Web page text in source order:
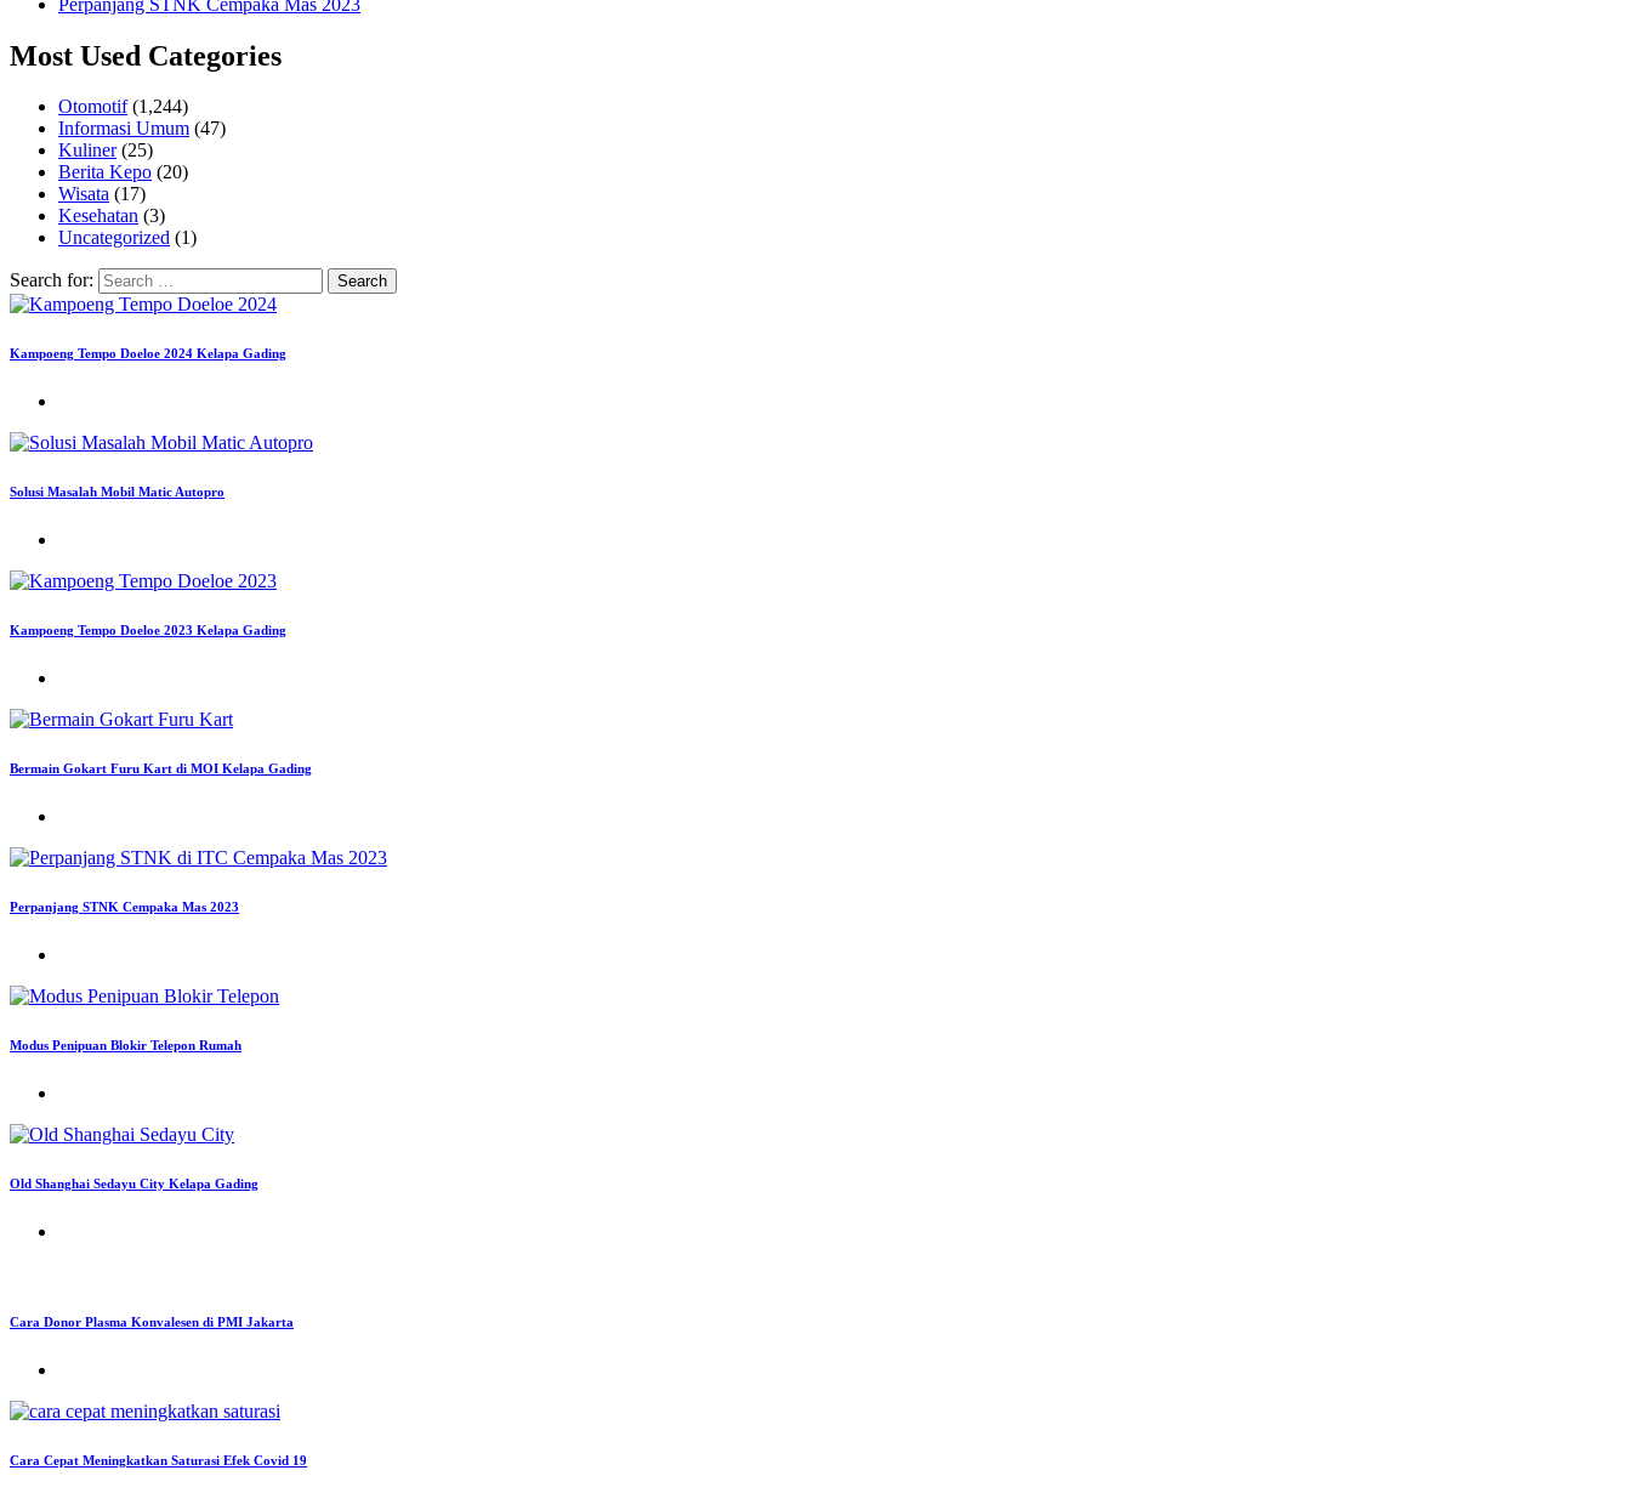
Most Used Categories
Otomotif(1,244)
Informasi Umum (47)
Kuliner(25)
Berita Kepo (20)
Wisata (17)
Kesehatan (3)
Uncategorized (1)
Search for:
Kampoeng Tempo Doeloe 2024 Kelapa Gading
Solusi Masalah Mobil Matic Autopro
Kampoeng Tempo Doeloe 2023 Kelapa Gading
Bermain Gokart Furu Kart di MOI Kelapa Gading
Perpanjang STNK Cempaka Mas 2023
Modus Penipuan Blokir Telepon Rumah
Old Shanghai Sedayu City Kelapa Gading
Cara Donor Plasma Konvalesen di PMI Jakarta
Cara Cepat Meningkatkan Saturasi Efek Covid 19